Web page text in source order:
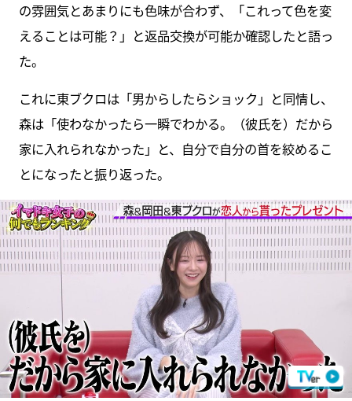
の雰囲気とあまりにも色味が合わず、「これって色を変
えることは可能？」と返品交換が可能か確認したと語っ
た。
これに東ブクロは「男からしたらショック」と同情し、
森は「使わなかったら一瞬でわかる。（彼氏を）だから
家に入れられなかった」と、自分で自分の首を絞めるこ
とになったと振り返った。